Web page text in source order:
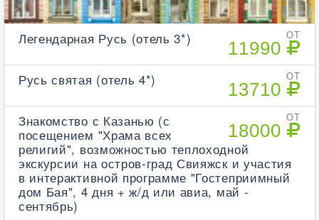
ОТ
11990
Легендарная Русь (отель 3*)
ОТ
13710
Русь святая (отель 4*)
ОТ
18000
Знакомство с Казанью (с
посещением "Храма всех
религий", возможностью теплоходной
экскурсии на остров-град Свияжск и участия
в интерактивной программе "Гостеприимный
дом Бая", 4 дня + ж/д или авиа, май -
сентябрь)